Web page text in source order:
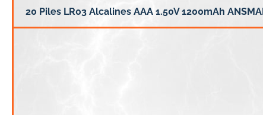
20 Piles LR03 Alcalines AAA 1.50V 1200mAh